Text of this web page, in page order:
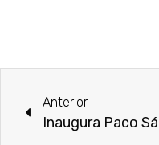
Anterior